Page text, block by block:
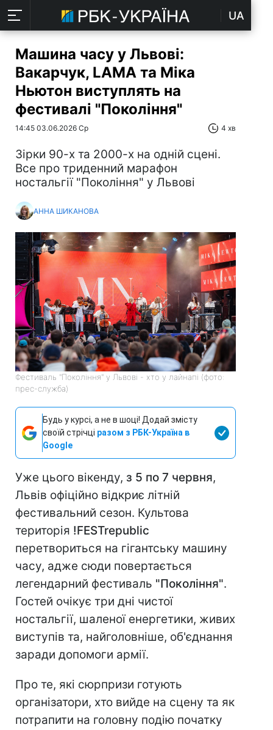
UA
Машина часу у Львові:
Вакарчук, LAMA та Міка
Ньютон виступлять на
фестивалі "Покоління"
14:45 03.06.2026 Ср 4 хв
Зірки 90-х та 2000-х на одній сцені.
Все про триденний марафон
ностальгії "Покоління" у Львові
АННА ШИКАНОВА
Фестиваль "Покоління" у Львові - хто у лайнапі (фото:
прес-служба)
Будь у курсі, а не в шоці! Додай змісту
своїй стрічці разом з РБК-Україна в
Google
Уже цього вікенду, з 5 по 7 червня,
Львів офіційно відкриє літній
фестивальний сезон. Культова
територія !FESTrepublic
перетвориться на гігантську машину
часу, адже сюди повертається
легендарний фестиваль "Покоління".
Гостей очікує три дні чистої
ностальгії, шаленої енергетики, живих
виступів та, найголовніше, об'єднання
заради допомоги армії.
Про те, які сюрпризи готують
організатори, хто вийде на сцену та як
потрапити на головну подію початку